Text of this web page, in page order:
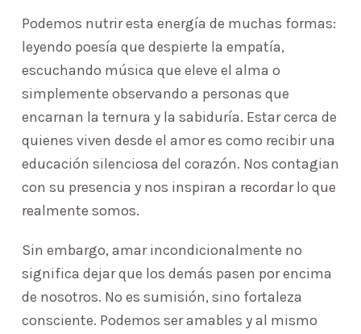
Podemos nutrir esta energía de muchas formas:
leyendo poesía que despierte la empatía,
escuchando música que eleve el alma o
simplemente observando a personas que
encarnan la ternura y la sabiduría. Estar cerca de
quienes viven desde el amor es como recibir una
educación silenciosa del corazón. Nos contagian
con su presencia y nos inspiran a recordar lo que
realmente somos.
Sin embargo, amar incondicionalmente no
significa dejar que los demás pasen por encima
de nosotros. No es sumisión, sino fortaleza
consciente. Podemos ser amables y al mismo